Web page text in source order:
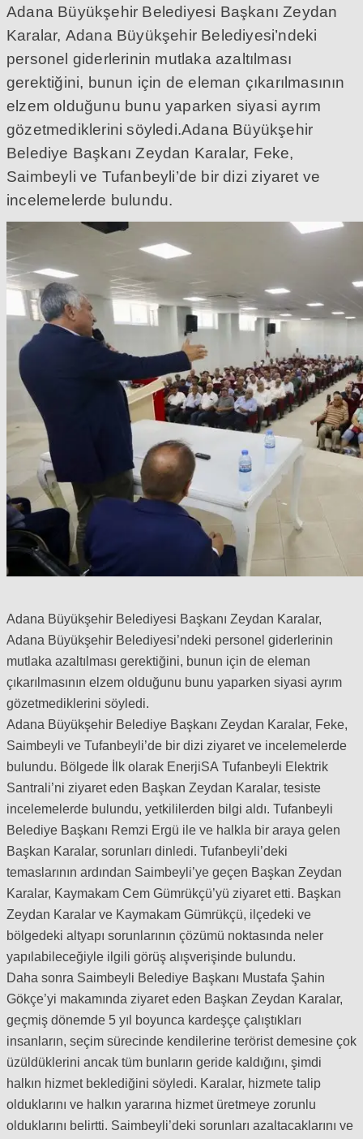
Adana Büyükşehir Belediyesi Başkanı Zeydan
Karalar, Adana Büyükşehir Belediyesi’ndeki
personel giderlerinin mutlaka azaltılması
gerektiğini, bunun için de eleman çıkarılmasının
elzem olduğunu bunu yaparken siyasi ayrım
gözetmediklerini söyledi.Adana Büyükşehir
Belediye Başkanı Zeydan Karalar, Feke,
Saimbeyli ve Tufanbeyli’de bir dizi ziyaret ve
incelemelerde bulundu.
Adana Büyükşehir Belediyesi Başkanı Zeydan Karalar,
Adana Büyükşehir Belediyesi’ndeki personel giderlerinin
mutlaka azaltılması gerektiğini, bunun için de eleman
çıkarılmasının elzem olduğunu bunu yaparken siyasi ayrım
gözetmediklerini söyledi.
Adana Büyükşehir Belediye Başkanı Zeydan Karalar, Feke,
Saimbeyli ve Tufanbeyli’de bir dizi ziyaret ve incelemelerde
bulundu. Bölgede İlk olarak EnerjiSA Tufanbeyli Elektrik
Santrali’ni ziyaret eden Başkan Zeydan Karalar, tesiste
incelemelerde bulundu, yetkililerden bilgi aldı. Tufanbeyli
Belediye Başkanı Remzi Ergü ile ve halkla bir araya gelen
Başkan Karalar, sorunları dinledi. Tufanbeyli’deki
temaslarının ardından Saimbeyli’ye geçen Başkan Zeydan
Karalar, Kaymakam Cem Gümrükçü’yü ziyaret etti. Başkan
Zeydan Karalar ve Kaymakam Gümrükçü, ilçedeki ve
bölgedeki altyapı sorunlarının çözümü noktasında neler
yapılabileceğiyle ilgili görüş alışverişinde bulundu.
Daha sonra Saimbeyli Belediye Başkanı Mustafa Şahin
Gökçe’yi makamında ziyaret eden Başkan Zeydan Karalar,
geçmiş dönemde 5 yıl boyunca kardeşçe çalıştıkları
insanların, seçim sürecinde kendilerine terörist demesine çok
üzüldüklerini ancak tüm bunların geride kaldığını, şimdi
halkın hizmet beklediğini söyledi. Karalar, hizmete talip
olduklarını ve halkın yararına hizmet üretmeye zorunlu
olduklarını belirtti. Saimbeyli’deki sorunları azaltacaklarını ve